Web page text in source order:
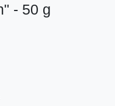
- 50 g